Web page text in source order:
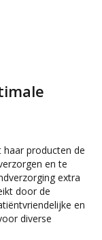
producten de
en te
extra
door de
en
diverse